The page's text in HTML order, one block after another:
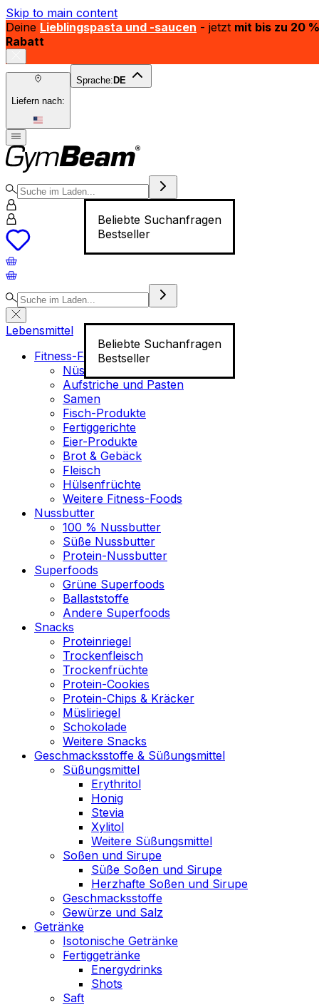
Skip to main content
Deine Lieblingspasta und -saucen - jetzt mit bis zu 20 %
Rabatt
Liefern nach:
Sprache: DE
Beliebte Suchanfragen
Bestseller
Beliebte Suchanfragen
Bestseller
Lebensmittel
Fitness-Food
Nüsse
Aufstriche und Pasten
Samen
Fisch-Produkte
Fertiggerichte
Eier-Produkte
Brot & Gebäck
Fleisch
Hülsenfrüchte
Weitere Fitness-Foods
Nussbutter
100 % Nussbutter
Süße Nussbutter
Protein-Nussbutter
Superfoods
Grüne Superfoods
Ballaststoffe
Andere Superfoods
Snacks
Proteinriegel
Trockenfleisch
Trockenfrüchte
Protein-Cookies
Protein-Chips & Kräcker
Müsliriegel
Schokolade
Weitere Snacks
Geschmacksstoffe & Süßungsmittel
Süßungsmittel
Erythritol
Honig
Stevia
Xylitol
Weitere Süßungsmittel
Soßen und Sirupe
Süße Soßen und Sirupe
Herzhafte Soßen und Sirupe
Geschmacksstoffe
Gewürze und Salz
Getränke
Isotonische Getränke
Fertiggetränke
Energydrinks
Shots
Saft